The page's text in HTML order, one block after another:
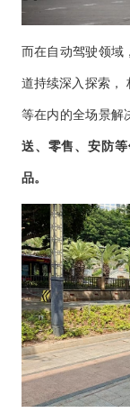
而在自动驾驶领域
道持续深入探索，
等在内的全场景解
送、零售、安防
品。